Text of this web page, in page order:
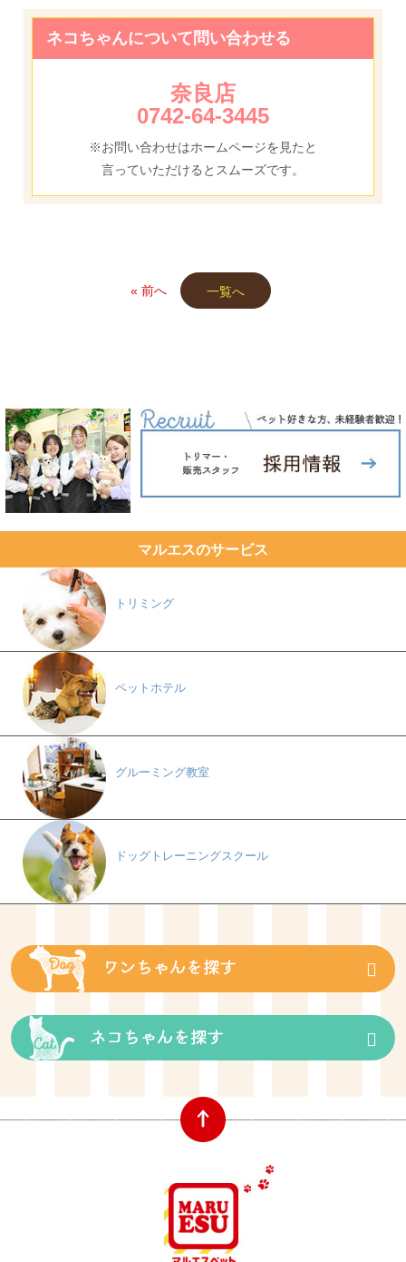
ネコちゃんについて問い合わせる
奈良店
0742-64-3445
※お問い合わせはホームページを見たと
言っていただけるとスムーズです。
« 前へ 一覧へ
マルエスのサービス
トリミング
ペットホテル
グルーミング教室
ドッグトレーニングスクール